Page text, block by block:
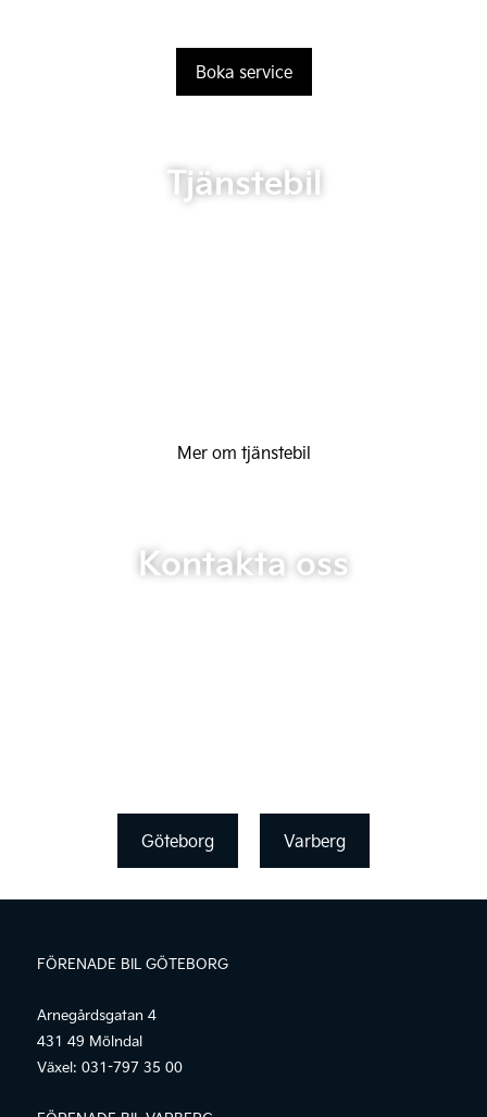
Boka service
Tjänstebil
Mer om tjänstebil
Kontakta oss
Göteborg Varberg
FÖRENADE BIL GÖTEBORG
Arnegårdsgatan 4
431 49 Mölndal
Växel: 031-797 35 00